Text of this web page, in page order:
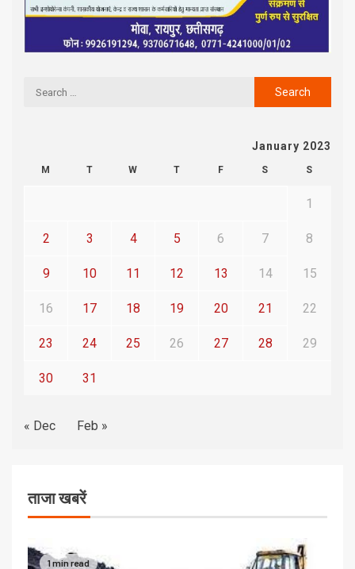
January 2023
M T W T F S S
1
2 3 4 5 6 7 8
9 10 11 12 13 14 15
16 17 18 19 20 21 22
23 24 25 26 27 28 29
30 31
« Dec Feb »
ताजा खबरें
1 min read